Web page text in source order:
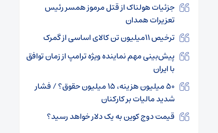
جزئیات هولناک از قتل مرموز همسر رئیس
تعزیرات همدان
ترخیص ۱۱میلیون تن کالای اساسی از گمرک
پیش‌بینی مهم نماینده ویژه ترامپ از زمان توافق
با ایران
۵۰ میلیون هزینه، ۱۵ میلیون حقوق؟ / فشار
شدید مالیات بر کارکنان
قیمت دوج کوین به یک دلار خواهد رسید؟